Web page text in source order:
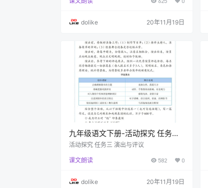
dolike 20年11月19日
九年级语文下册-活动探究 任务三
演出与评议(P120-P122)
活动探究 任务三 演出与评议
课文朗读 582 0
dolike 20年11月19日